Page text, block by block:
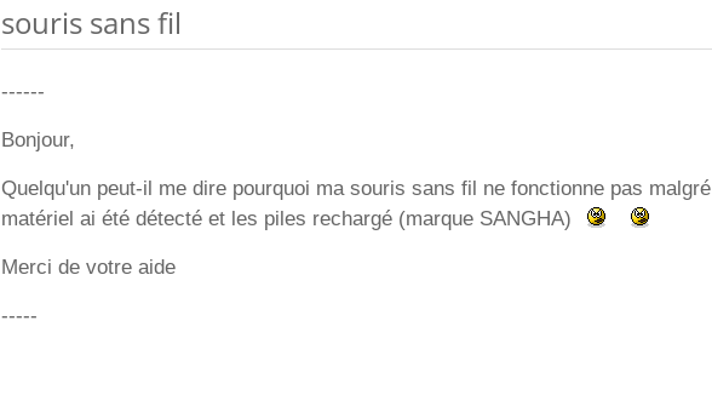
souris sans fil
------
Bonjour,
Quelqu'un peut-il me dire pourquoi ma souris sans fil ne fonctionne pas
matériel ai été détecté et les piles rechargé (marque SANGHA)
Merci de votre aide
-----